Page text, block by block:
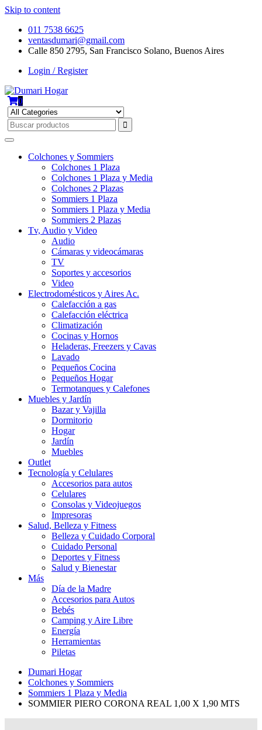
Skip to content
011 7538 6625
ventasdumari@gmail.com
Calle 850 2795, San Francisco Solano, Buenos Aires
Login / Register
0
Colchones y Sommiers
Colchones 1 Plaza
Colchones 1 Plaza y Media
Colchones 2 Plazas
Sommiers 1 Plaza
Sommiers 1 Plaza y Media
Sommiers 2 Plazas
Tv, Audio y Video
Audio
Cámaras y videocámaras
TV
Soportes y accesorios
Video
Electrodomésticos y Aires Ac.
Calefacción a gas
Calefacción eléctrica
Climatización
Cocinas y Hornos
Heladeras, Freezers y Cavas
Lavado
Pequeños Cocina
Pequeños Hogar
Termotanques y Calefones
Muebles y Jardín
Bazar y Vajilla
Dormitorio
Hogar
Jardín
Muebles
Outlet
Tecnología y Celulares
Accesorios para autos
Celulares
Consolas y Videojuegos
Impresoras
Salud, Belleza y Fitness
Belleza y Cuidado Corporal
Cuidado Personal
Deportes y Fitness
Salud y Bienestar
Más
Día de la Madre
Accesorios para Autos
Bebés
Camping y Aire Libre
Energía
Herramientas
Piletas
Dumari Hogar
Colchones y Sommiers
Sommiers 1 Plaza y Media
SOMMIER PIERO CORONA REAL 1,00 X 1,90 MTS